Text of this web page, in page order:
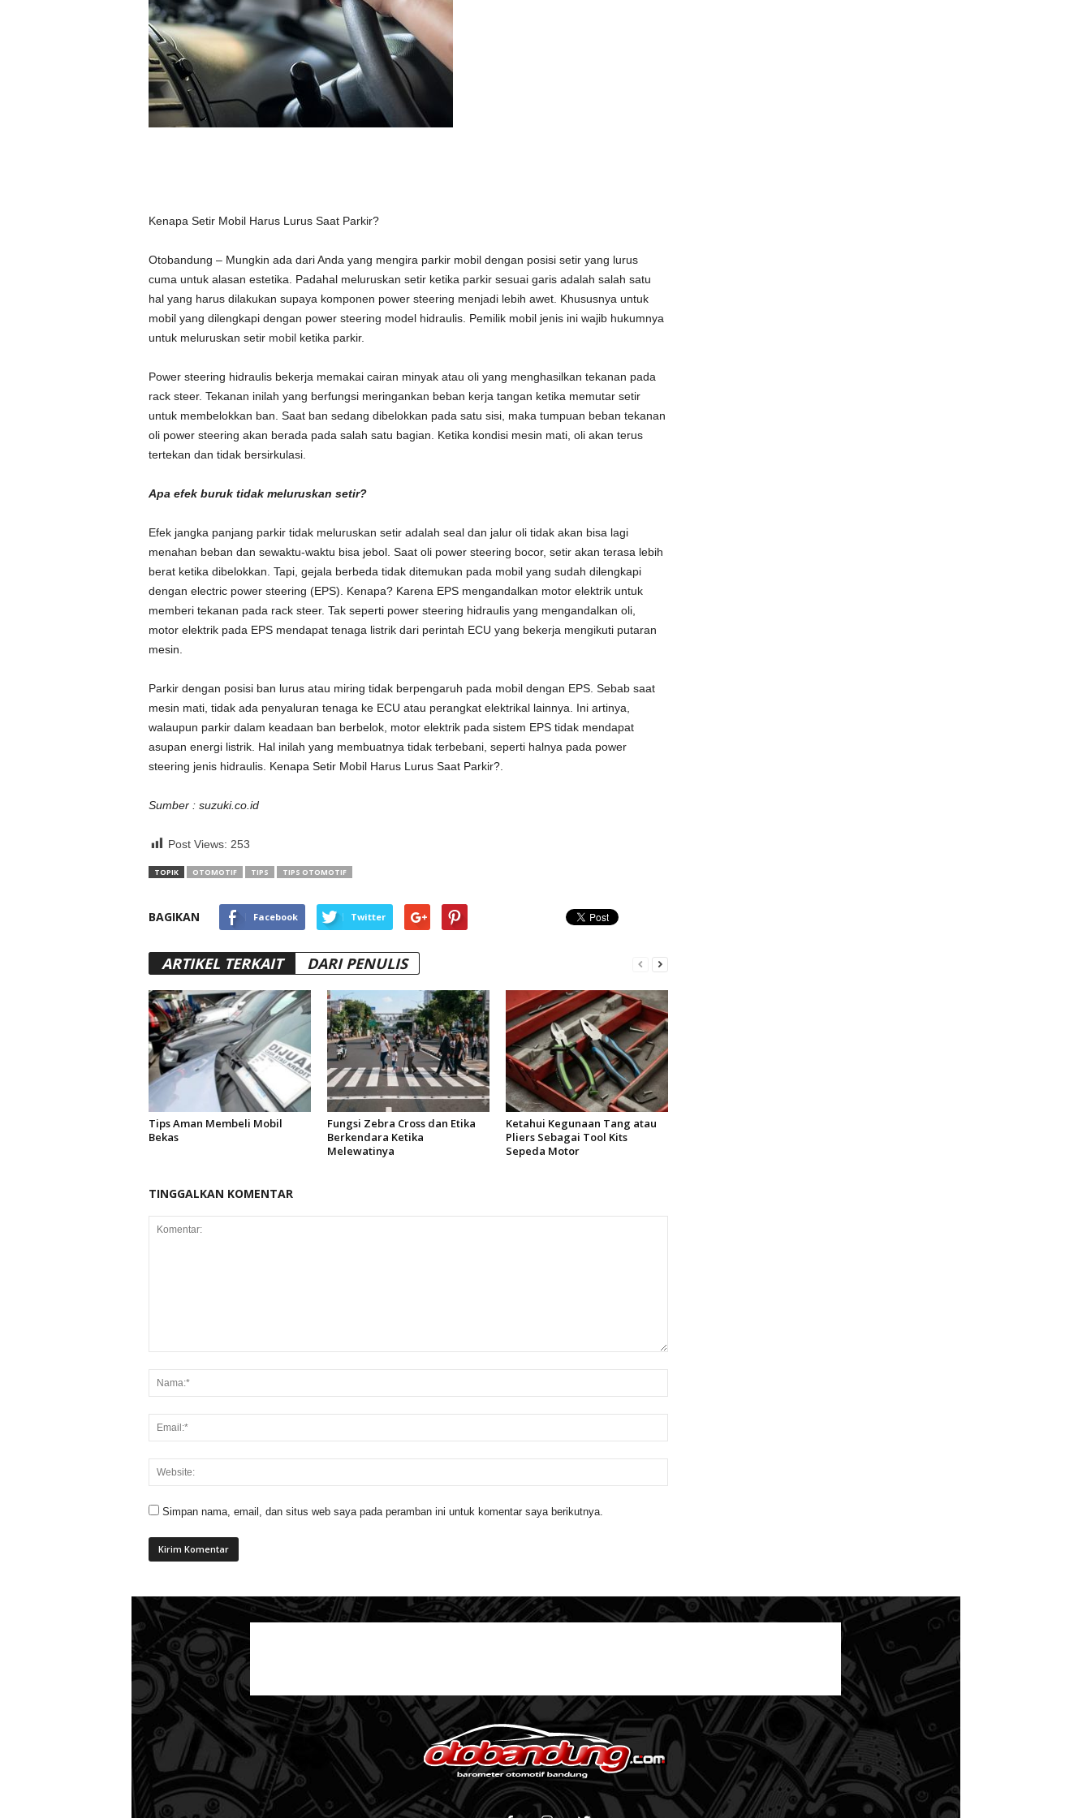
Kenapa Setir Mobil Harus Lurus Saat Parkir?
Otobandung – Mungkin ada dari Anda yang mengira parkir mobil dengan posisi setir yang lurus
cuma untuk alasan estetika. Padahal meluruskan setir ketika parkir sesuai garis adalah salah satu
hal yang harus dilakukan supaya komponen power steering menjadi lebih awet. Khususnya untuk
mobil yang dilengkapi dengan power steering model hidraulis. Pemilik mobil jenis ini wajib hukumnya
untuk meluruskan setir mobilketika parkir.
Power steering hidraulis bekerja memakai cairan minyak atau oli yang menghasilkan tekanan pada
rack steer. Tekanan inilah yang berfungsi meringankan beban kerja tangan ketika memutar setir
untuk membelokkan ban. Saat ban sedang dibelokkan pada satu sisi, maka tumpuan beban tekanan
oli power steering akan berada pada salah satu bagian. Ketika kondisi mesin mati, oli akan terus
tertekan dan tidak bersirkulasi.
Apa efek buruk tidak meluruskan setir?
Efek jangka panjang parkir tidak meluruskan setir adalah seal dan jalur oli tidak akan bisa lagi
menahan beban dan sewaktu-waktu bisa jebol. Saat oli power steering bocor, setir akan terasa lebih
berat ketika dibelokkan. Tapi, gejala berbeda tidak ditemukan pada mobil yang sudah dilengkapi
dengan electric power steering (EPS). Kenapa? Karena EPS mengandalkan motor elektrik untuk
memberi tekanan pada rack steer. Tak seperti power steering hidraulis yang mengandalkan oli,
motor elektrik pada EPS mendapat tenaga listrik dari perintah ECU yang bekerja mengikuti putaran
mesin.
Parkir dengan posisi ban lurus atau miring tidak berpengaruh pada mobil dengan EPS. Sebab saat
mesin mati, tidak ada penyaluran tenaga ke ECU atau perangkat elektrikal lainnya. Ini artinya,
walaupun parkir dalam keadaan ban berbelok, motor elektrik pada sistem EPS tidak mendapat
asupan energi listrik. Hal inilah yang membuatnya tidak terbebani, seperti halnya pada power
steering jenis hidraulis. Kenapa Setir Mobil Harus Lurus Saat Parkir?.
Sumber : suzuki.co.id
Post Views: 253
TOPIK OTOMOTIF TIPS TIPS OTOMOTIF
BAGIKAN Facebook Twitter
ARTIKEL TERKAIT DARI PENULIS
Tips Aman Membeli Mobil
Bekas
Fungsi Zebra Cross dan Etika
Berkendara Ketika
Melewatinya
Ketahui Kegunaan Tang atau
Pliers Sebagai Tool Kits
Sepeda Motor
TINGGALKAN KOMENTAR
Simpan nama, email, dan situs web saya pada peramban ini untuk komentar saya berikutnya.